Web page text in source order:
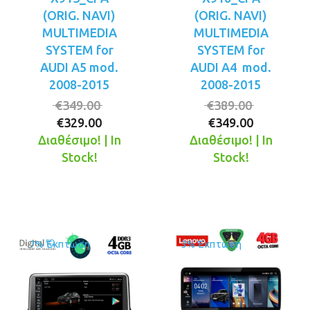
(ORIG. NAVI)
MULTIMEDIA
SYSTEM for
AUDI A5 mod.
2008-2015
€349.00
was:
€329.00
τρέχουσα
Διαθέσιμο! | In
Stock!
(ORIG. NAVI)
MULTIMEDIA
SYSTEM for
AUDI A4 mod.
2008-2015
€389.00
was:
€349.00
Διαθέσιμο! | In
Stock!
7% Έκπτωση 3% Έκπτωση